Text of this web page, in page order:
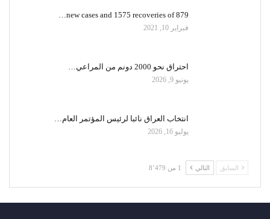
879 new cases and 1575 recoveries of…
فبراير 10, 2021
احتراق نحو 2000 دونم من المراعي…
يونيو 9, 2026
انتخاب العراق نائبا لرئيس المؤتمر العام…
يوليو 16, 2026
السابق التالي 1 من 8٬479